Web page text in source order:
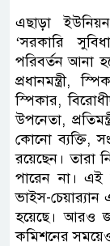
এছাড়া
‘সরকারি
পরিবর্তন আনা
প্রধানমন্ত্রী,
স্পিকার,
উপনেতা,
কোনো ব্যক্তি,
রয়েছেন। তারা
পারেন না। এই
ভাইস-
হয়েছে। আরও
কমিশনের